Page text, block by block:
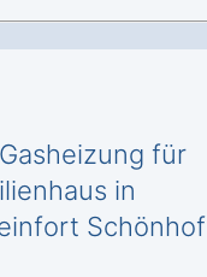
für
in
Schönhof